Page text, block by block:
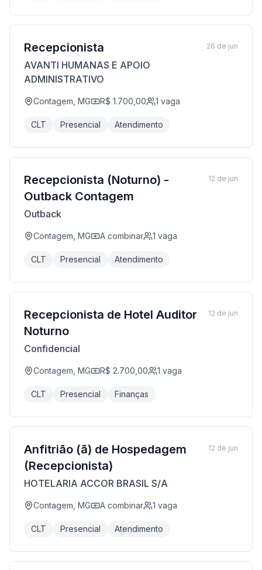
Recepcionista
AVANTI HUMANAS E APOIO
ADMINISTRATIVO
Contagem, MG R$ 1.700,00 1 vaga
CLT Presencial Atendimento
26 de jun
Recepcionista (Noturno) -
Outback Contagem
Outback
Contagem, MG A combinar 1 vaga
CLT Presencial Atendimento
12 de jun
Recepcionista de Hotel Auditor
Noturno
Confidencial
Contagem, MG R$ 2.700,00 1 vaga
CLT Presencial Finanças
12 de jun
Anfitrião (ã) de Hospedagem
(Recepcionista)
HOTELARIA ACCOR BRASIL S/A
Contagem, MG A combinar 1 vaga
CLT Presencial Atendimento
12 de jun